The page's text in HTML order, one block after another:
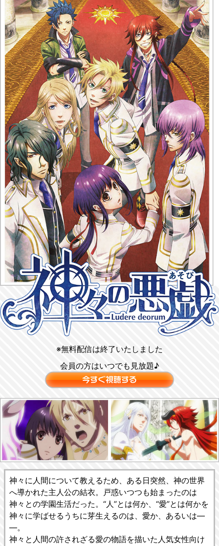
※無料配信は終了いたしました
会員の方はいつでも見放題♪
神々に人間について教えるため、ある日突然、神の世界
へ導かれた主人公の結衣。戸惑いつつも始まったのは
神々との学園生活だった。“人”とは何か、“愛”とは何かを
神々に学ばせるうちに芽生えるのは、愛か、あるいは―
―。
神々と人間の許されざる愛の物語を描いた人気女性向け